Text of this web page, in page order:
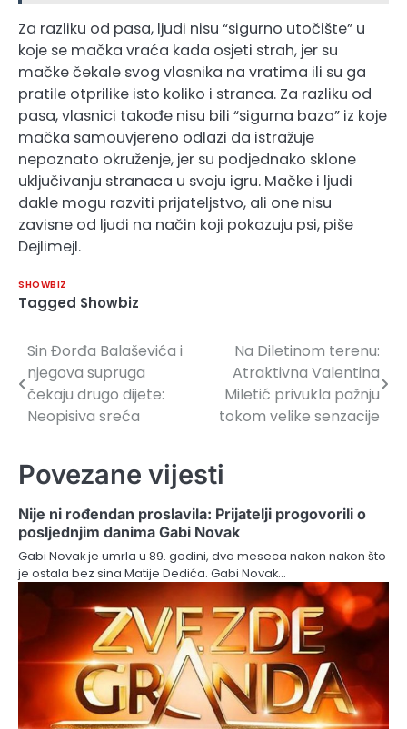
Za razliku od pasa, ljudi nisu “sigurno utočište” u
koje se mačka vraća kada osjeti strah, jer su
mačke čekale svog vlasnika na vratima ili su ga
pratile otprilike isto koliko i stranca. Za razliku od
pasa, vlasnici takođe nisu bili “sigurna baza” iz koje
mačka samouvjereno odlazi da istražuje
nepoznato okruženje, jer su podjednako sklone
uključivanju stranaca u svoju igru. Mačke i ljudi
dakle mogu razviti prijateljstvo, ali one nisu
zavisne od ljudi na način koji pokazuju psi, piše
Dejlimejl.
SHOWBIZ
Tagged Showbiz
Navigacija
članaka
Sin Đorđa Balaševića i
njegova supruga
čekaju drugo dijete:
Neopisiva sreća
Na Diletinom terenu:
Atraktivna Valentina
Miletić privukla pažnju
tokom velike senzacije
Povezane vijesti
Nije ni rođendan proslavila: Prijatelji progovorili o
posljednjim danima Gabi Novak
Gabi Novak je umrla u 89. godini, dva meseca nakon nakon što
je ostala bez sina Matije Dedića. Gabi Novak…